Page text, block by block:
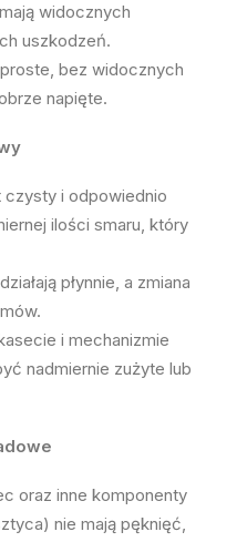
widocznych
uszkodzeń.
bez widocznych
napięte.
czysty i odpowiednio
ilości smaru, który
płynnie, a zmiana
i mechanizmie
nadmiernie zużyte lub
oraz inne komponenty
nie mają pęknięć,